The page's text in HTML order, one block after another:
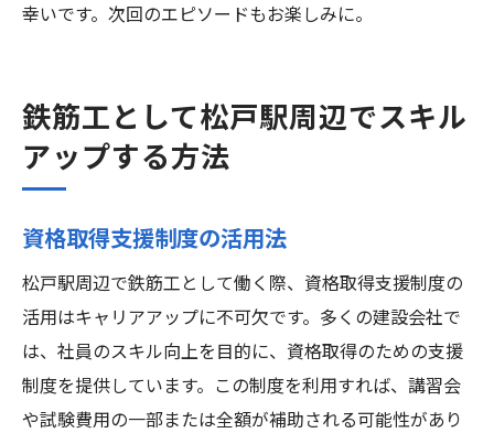
幸いです。次回のエピソードもお楽しみに。
鉄筋工として松戸駅周辺でスキル
アップする方法
資格取得支援制度の活用法
松戸駅周辺で鉄筋工として働く際、資格取得支援制度の
活用はキャリアアップに不可欠です。多くの建設会社で
は、社員のスキル向上を目的に、資格取得のための支援
制度を提供しています。この制度を利用すれば、講習会
や試験費用の一部または全額が補助される可能性があり